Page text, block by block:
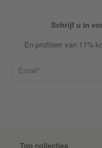
Schrijf u in
En profiteer van 11%
Email*
Top collecties